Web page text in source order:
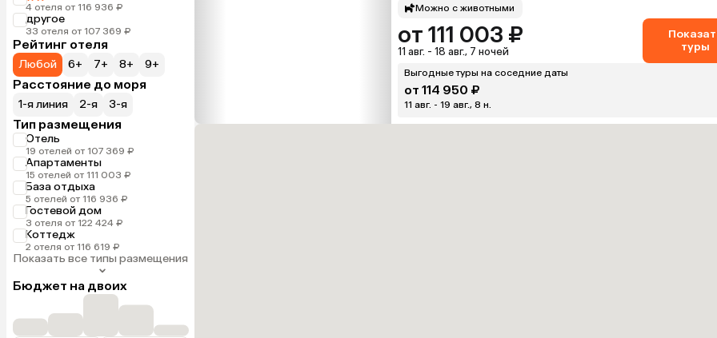
4 отеля от 116 936 ₽
другое
33 отеля от 107 369 ₽
Рейтинг отеля
Любой 6+ 7+ 8+ 9+
Расстояние до моря
1-я линия 2-я 3-я
Тип размещения
Отель
19 отелей от 107 369 ₽
Апартаменты
15 отелей от 111 003 ₽
База отдыха
5 отелей от 116 936 ₽
Гостевой дом
3 отеля от 122 424 ₽
Коттедж
2 отеля от 116 619 ₽
Показать все типы размещения
Бюджет на двоих
Можно с животными
от 111 003 ₽
11 авг. - 18 авг., 7 ночей
туры
Выгодные туры на соседние даты
от 114 950 ₽
11 авг. - 19 авг., 8 н.